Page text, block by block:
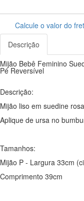
Calcule o valor do
Descrição
Mijão Bebê Feminino
Pé Reversível
Descrição:
Mijão liso em suedine
Aplique de ursa no
Tamanhos:
Mijão P - Largura 33cm
Comprimento 39cm